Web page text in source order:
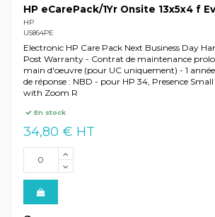
HP eCarePack/1Yr Onsite 13x5x4 f
HP
U5864PE
Electronic HP Care Pack Next Business Day
Post Warranty - Contrat de maintenance
main d'oeuvre (pour UC uniquement) - 1
de réponse : NBD - pour HP 34, Presence
with Zoom R
En stock
34,80 € HT